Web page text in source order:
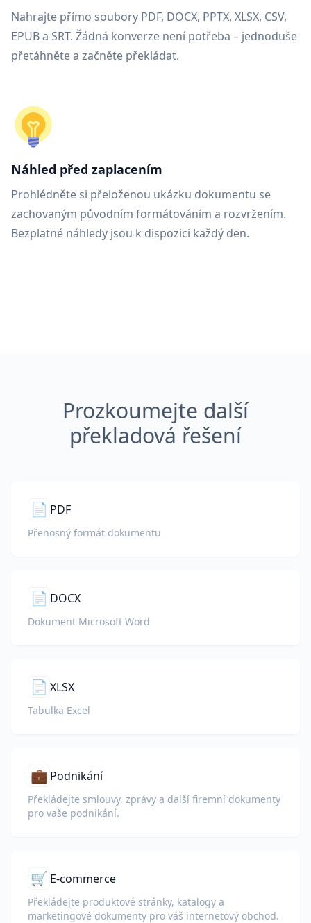
Nahrajte přímo soubory PDF, DOCX, PPTX, XLSX, CSV,
EPUB a SRT. Žádná konverze není potřeba – jednoduše
přetáhněte a začněte překládat.
Náhled před zaplacením
Prohlédněte si přeloženou ukázku dokumentu se
zachovaným původním formátováním a rozvržením.
Bezplatné náhledy jsou k dispozici každý den.
Prozkoumejte další
překladová řešení
📄 PDF
Přenosný formát dokumentu
📄 DOCX
Dokument Microsoft Word
📄 XLSX
Tabulka Excel
💼 Podnikání
Překládejte smlouvy, zprávy a další firemní dokumenty
pro vaše podnikání.
🛒 E-commerce
Překládejte produktové stránky, katalogy a
marketingové dokumenty pro váš internetový obchod.